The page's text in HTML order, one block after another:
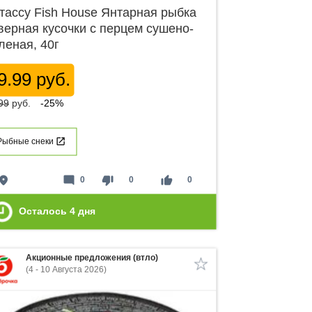
Fish House Янтарная рыбка
кусочки с перцем сушено-
40г
руб.
руб. -25%
снеки
place thumb_down 0 thumb_up 0
mode_comment 0
Осталось 4 дня
Акционные предложения (втло)
(4 - 10 Августа 2026)